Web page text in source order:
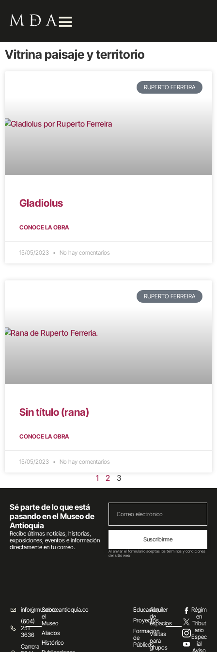
Vitrina paisaje y territorio
RUPERTO FERREIRA
Gladiolus
CONOCE LA OBRA
15/05/2023 No hay comentarios
RUPERTO FERREIRA
Sin título (rana)
CONOCE LA OBRA
15/05/2023 No hay comentarios
1 2 3
Sé parte de lo que está
pasando en el Museo de
Antioquia
Recibe últimas noticias, historias,
exposiciones, eventos e información
directamente en tu correo.
Suscribirme
Al enviar el formulario aceptas los términos y condiciones
del sitio web
info@museodeantioquia.co
(604)
251
3636
Carrera
Sobre
el
Museo
Aliados
Histórico
Educación
Proyectos
Formación
de
Públicos
Alquiler
de
espacios
Visitas
para
grupos
Régim
en
Tribut
ario
Espec
ial
Aviso